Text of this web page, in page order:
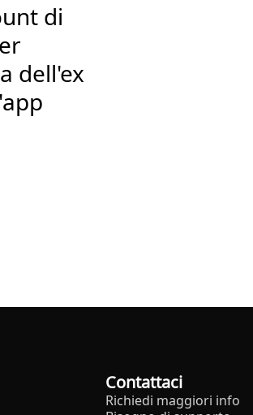
di
dell'ex
Contattaci
Richiedi maggiori info